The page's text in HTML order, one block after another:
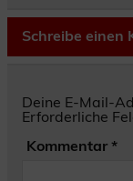
Schreibe einen
Deine E-Mail-
Erforderliche
Kommentar *